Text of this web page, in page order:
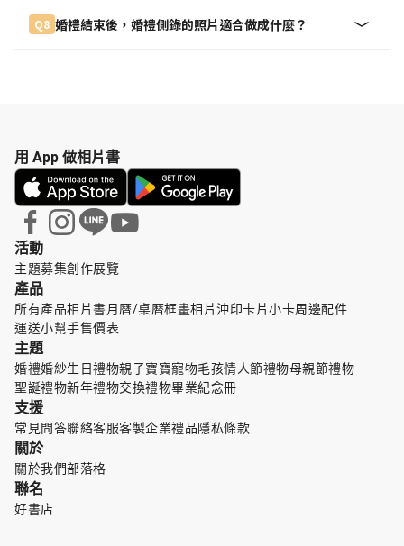
Q8 婚禮結束後，婚禮側錄的照片適合做成什麼？
活動
主題募集創作展覽
產品
所有產品相片書月曆/桌曆框畫相片沖印卡片小卡周邊配件
運送小幫手售價表
主題
婚禮婚紗生日禮物親子寶寶寵物毛孩情人節禮物母親節禮物
聖誕禮物新年禮物交換禮物畢業紀念冊
支援
常見問答聯絡客服客製企業禮品隱私條款
關於
關於我們部落格
聯名
好書店
用 App 做相片書